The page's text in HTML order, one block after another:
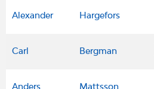
Alexander Hargefors
Carl Bergman
Anders Mattsson